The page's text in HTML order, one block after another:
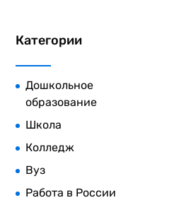
Категории
Дошкольное
образование
Школа
Колледж
Вуз
Работа в России